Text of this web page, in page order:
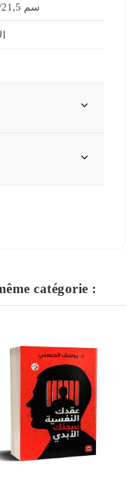
14,5/21,5 سم
catégorie :